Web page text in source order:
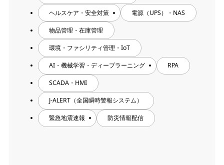
ヘルスケア・安全対策 電源（UPS）・NAS
物品管理・在庫管理
環境・ファシリティ管理・IoT
AI・機械学習・ディープラーニング RPA
SCADA・HMI
J-ALERT（全国瞬時警報システム）
緊急地震速報 防災情報配信